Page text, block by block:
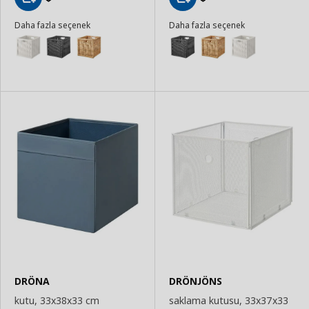
Ekle
Daha fazla seçenek
Ekle
Daha fazla seçenek
DRÖNA
kutu, 33x38x33 cm
DRÖNJÖNS
saklama kutusu, 33x37x33